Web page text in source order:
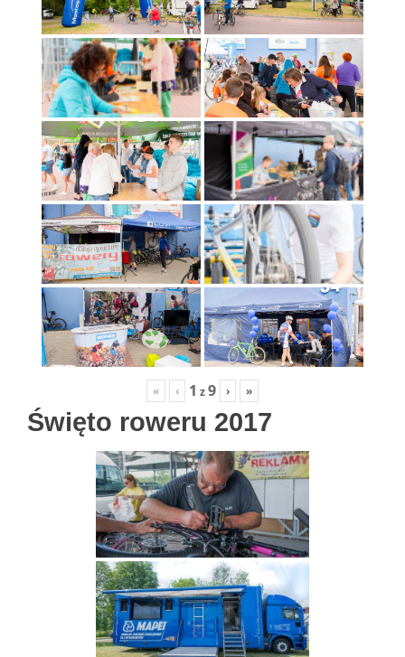
« ‹ 1 z9 › »
Święto roweru 2017